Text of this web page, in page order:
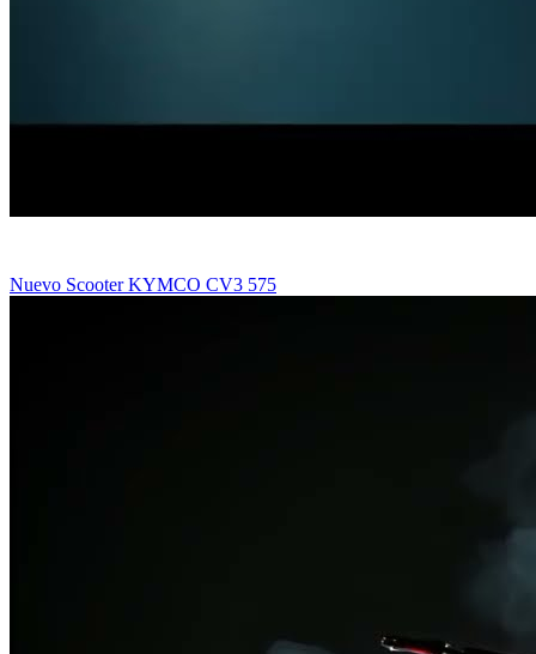
Nuevo Scooter KYMCO CV3 575